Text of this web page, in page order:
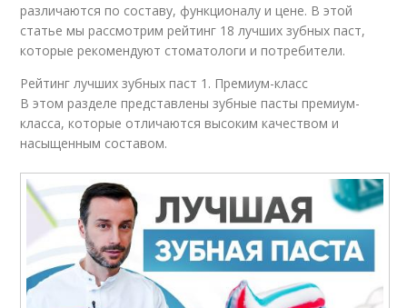
различаются по составу, функционалу и цене. В этой
статье мы рассмотрим рейтинг 18 лучших зубных паст,
которые рекомендуют стоматологи и потребители.
Рейтинг лучших зубных паст 1. Премиум-класс
В этом разделе представлены зубные пасты премиум-
класса, которые отличаются высоким качеством и
насыщенным составом.